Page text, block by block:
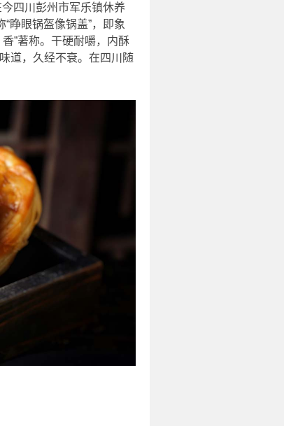
四川彭州市军乐镇休养
睁眼锅盔像锅盖”，即象
”著称。干硬耐嚼，内酥
道，久经不衰。在四川随